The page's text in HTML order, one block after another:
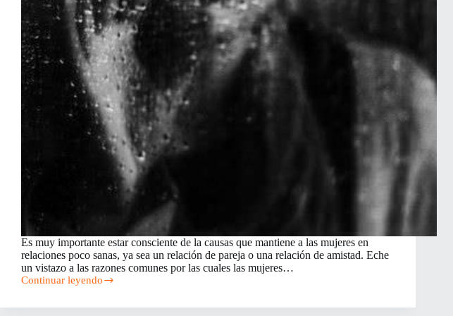
Es muy importante estar consciente de la causas que mantiene a las mujeres en
relaciones poco sanas, ya sea un relación de pareja o una relación de amistad. Eche
un vistazo a las razones comunes por las cuales las mujeres…
Continuar leyendo
Razones
mantienen